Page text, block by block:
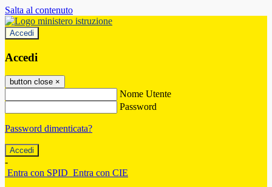
Salta al contenuto
Accedi
Accedi
button close ×
Nome Utente
Password
Password dimenticata?
-
Entra con SPID Entra con CIE